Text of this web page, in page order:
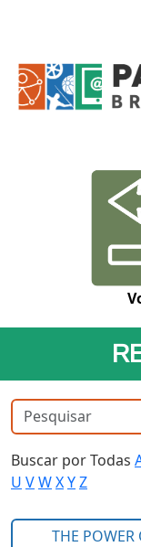
Buscar por Todas
U VWXYZ